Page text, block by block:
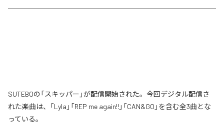
SUTEBOの「スキッパー」が配信開始された。今回デジタル配信さ
れた楽曲は、「Lyla」「REP me again!!」「CAN&GO」を含む全3曲とな
っている。